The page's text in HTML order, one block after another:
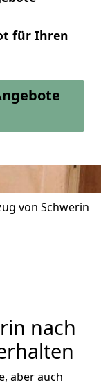
für Ihren
von Schwerin
nach
aber auch